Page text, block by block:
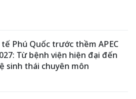
tế Phú Quốc trước thềm APEC
Từ bệnh viện hiện đại đến
sinh thái chuyên môn